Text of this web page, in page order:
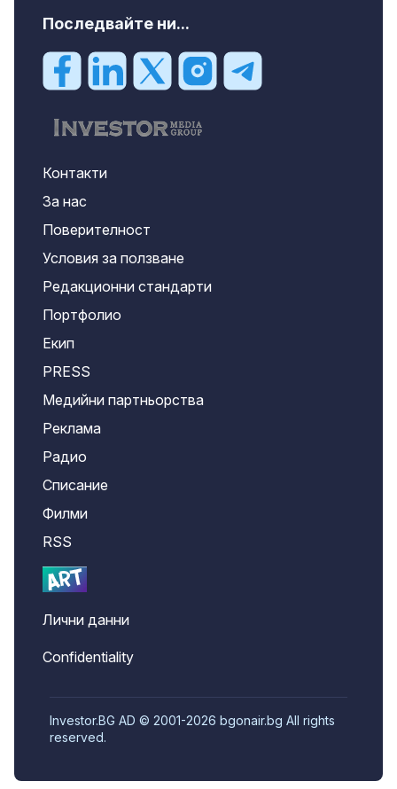
Последвайте ни...
Контакти
За нас
Поверителност
Условия за ползване
Редакционни стандарти
Портфолио
Екип
PRESS
Медийни партньорства
Реклама
Радио
Списание
Филми
RSS
Лични данни
Confidentiality
Investor.BG AD © 2001-2026 bgonair.bg All rights
reserved.